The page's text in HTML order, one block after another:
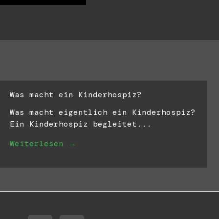
Was macht ein Kinderhospiz?
Was macht eigentlich ein Kinderhospiz?
Ein Kinderhospiz begleitet...
Weiterlesen →